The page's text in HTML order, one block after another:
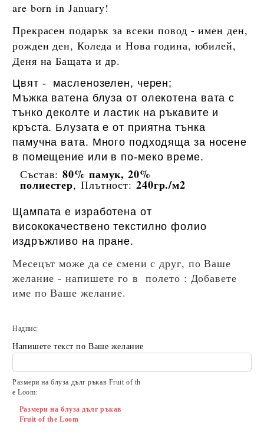
are born in January!
Прекрасен подарък за всеки повод - имен ден,
рожден ден, Коледа и Нова година, юбилей,
Деня на Бащата и др.
Цвят - масленозелен, черен;
Мъжка ватена блуза от олекотена вата с
тънко деколте и ластик на ръкавите и
кръста. Блузата е от приятна тънка
памучна вата. Много подходяща за носене
в помещение или в по-меко време.
Състав:80% памук, 20%
полиестер, Плътност: 240гр./м2
Щампата е изработена от
висококачествено текстилно фолио
издръжливо на пране.
Месецът може да се смени с друг, по Ваше
желание - напишете го в полето : Добавете
име по Ваше желание.
Надпис:
Напишете текст по Ваше желание
Размери на блуза дълг ръкав Fruit of th
e Loom:
Размери на блуза дълг ръкав
Fruit of the Loom